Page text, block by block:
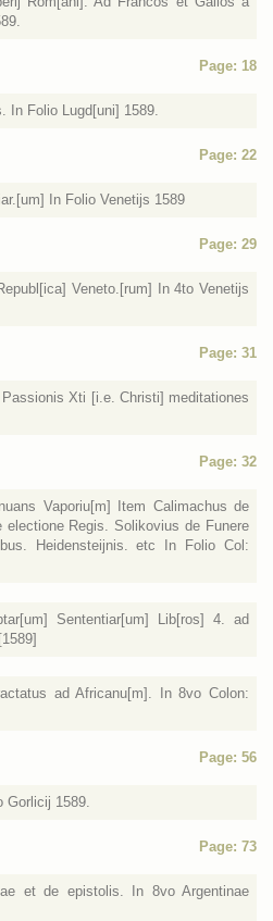
Page: 18
In Folio Lugd[uni] 1589.
Page: 22
In Folio Venetijs 1589
Page: 29
Veneto.[rum] In 4to Venetijs
Page: 31
Xti [i.e. Christi] meditationes
Page: 32
Vaporiu[m] Item Calimachus de
Regis. Solikovius de Funere
Heidensteijnis. etc In Folio Col:
Sententiar[um] Lib[ros] 4. ad
ad Africanu[m]. In 8vo Colon:
Page: 56
Gorlicij 1589.
Page: 73
et de epistolis. In 8vo Argentinae